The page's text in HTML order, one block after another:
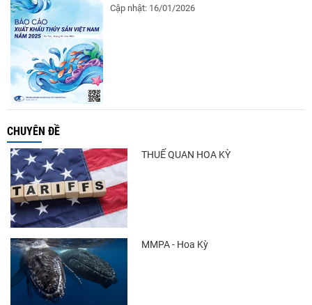
Cập nhật: 16/01/2026
CHUYÊN ĐỀ
THUẾ QUAN HOA KỲ
MMPA - Hoa Kỳ